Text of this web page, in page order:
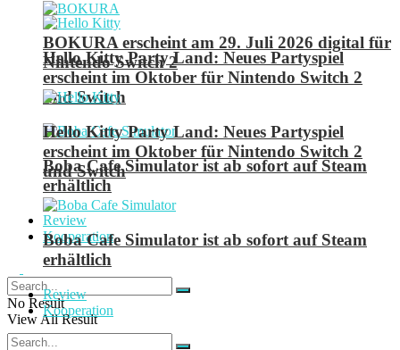
Hello Kitty Party Land: Neues Partyspiel
erscheint im Oktober für Nintendo Switch 2
und Switch
Boba Cafe Simulator ist ab sofort auf Steam
erhältlich
Review
Kooperation
No Result
View All Result
BOKURA erscheint am 29. Juli 2026 digital für
Nintendo Switch 2
Hello Kitty Party Land: Neues Partyspiel
erscheint im Oktober für Nintendo Switch 2
und Switch
Boba Cafe Simulator ist ab sofort auf Steam
erhältlich
Review
Kooperation